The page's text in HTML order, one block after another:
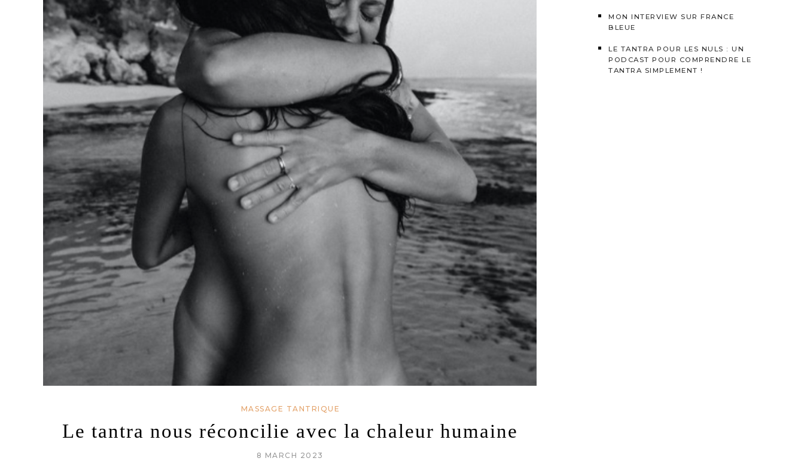
MASSAGE TANTRIQUE
Le tantra nous réconcilie avec la chaleur humaine
8 MARCH 2023
MON INTERVIEW SUR FRANCE
BLEUE
LE TANTRA POUR LES NULS : UN
PODCAST POUR COMPRENDRE LE
TANTRA SIMPLEMENT !